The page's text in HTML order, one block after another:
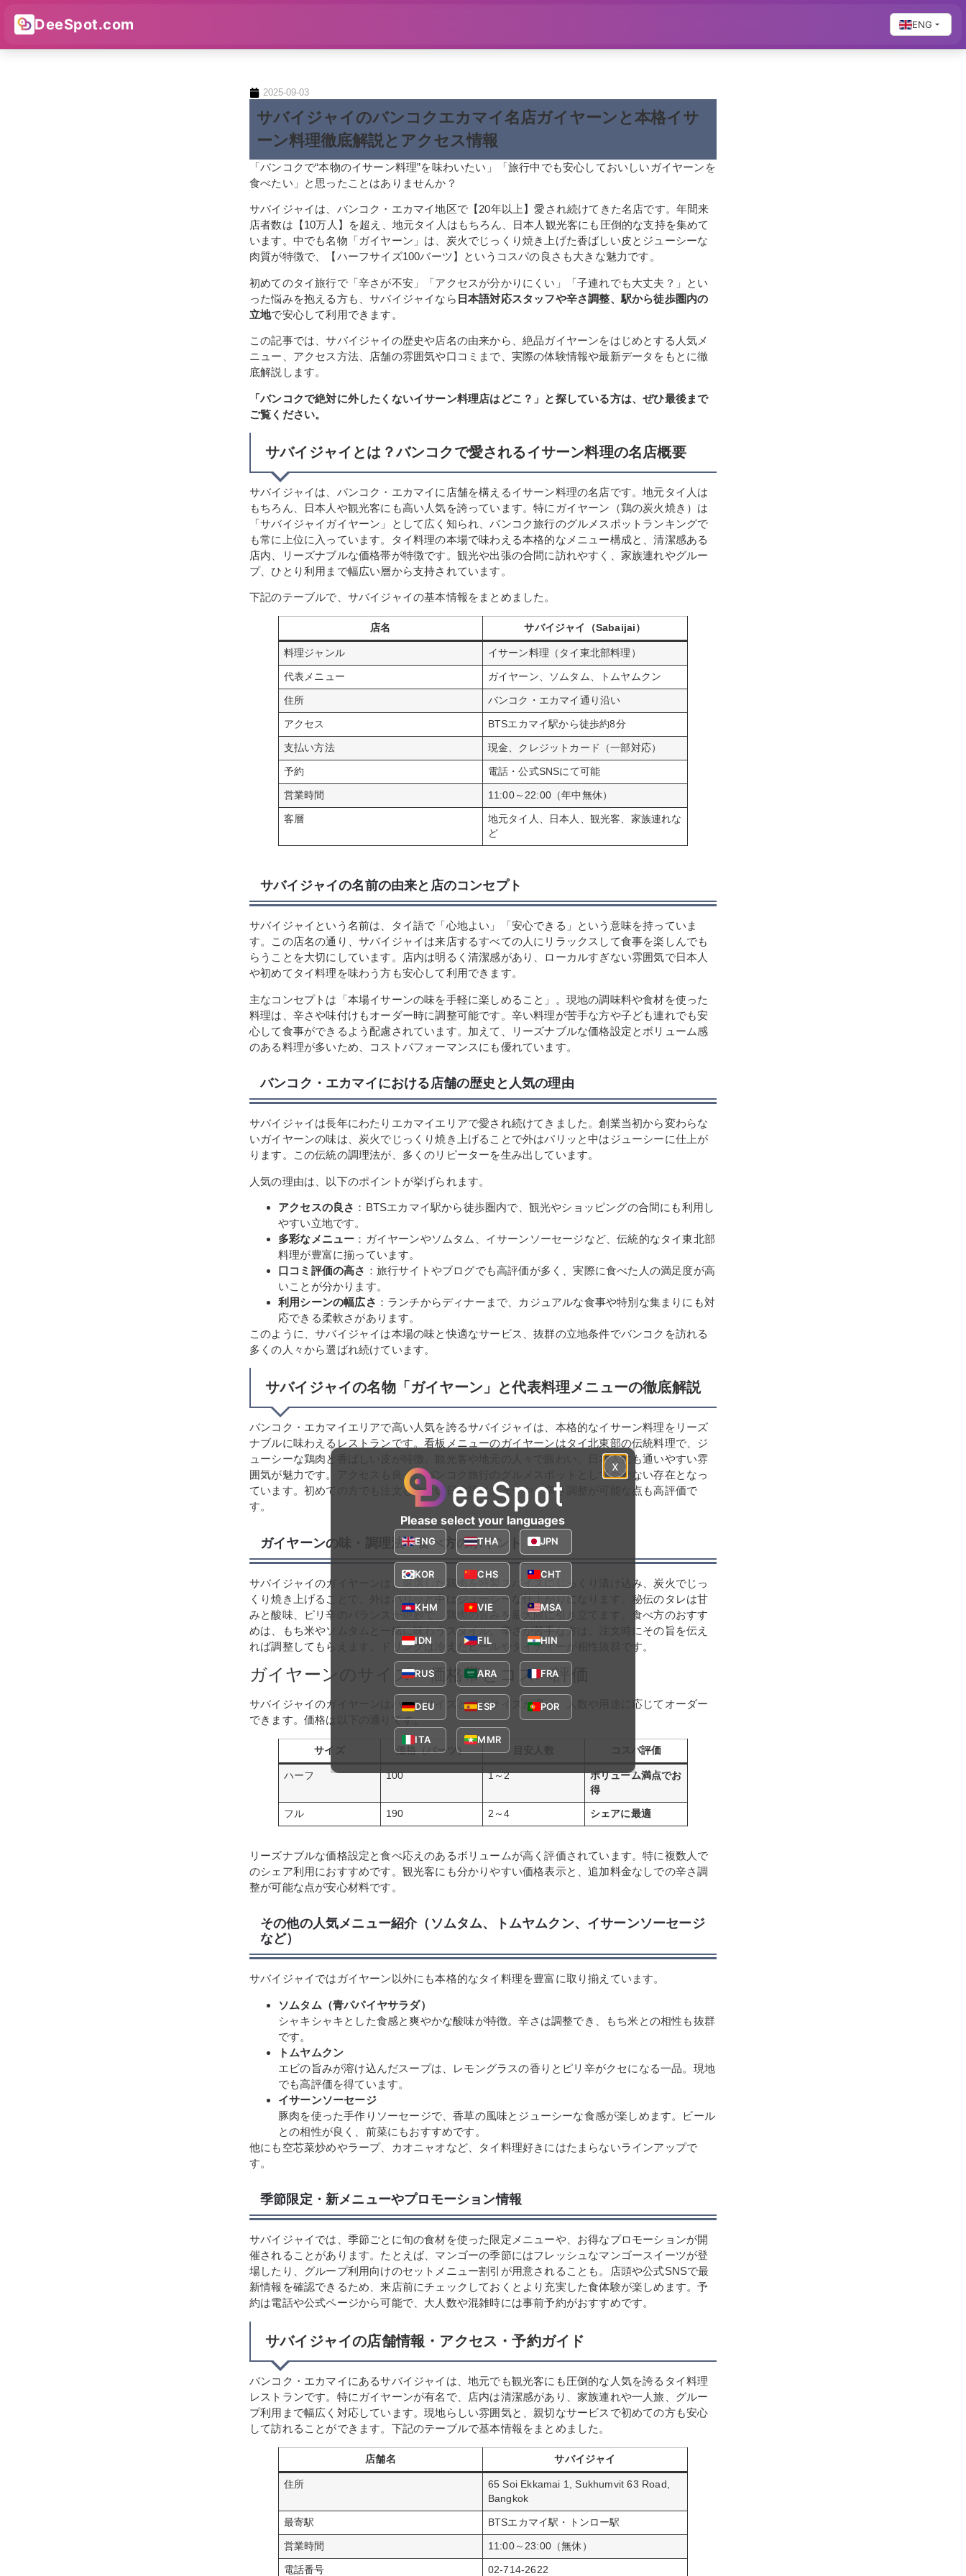
DeeSpot.com ENG
2025-09-03
サバイジャイのバンコクエカマイ名店ガイヤーンと本格イサ
ーン料理徹底解説とアクセス情報
「バンコクで“本物のイサーン料理”を味わいたい」「旅行中でも安心しておいしいガイヤーンを
食べたい」と思ったことはありませんか？
サバイジャイは、バンコク・エカマイ地区で【20年以上】愛され続けてきた名店です。年間来
店者数は【10万人】を超え、地元タイ人はもちろん、日本人観光客にも圧倒的な支持を集めて
います。中でも名物「ガイヤーン」は、炭火でじっくり焼き上げた香ばしい皮とジューシーな
肉質が特徴で、【ハーフサイズ100バーツ】というコスパの良さも大きな魅力です。
初めてのタイ旅行で「辛さが不安」「アクセスが分かりにくい」「子連れでも大丈夫？」とい
った悩みを抱える方も、サバイジャイなら 日本語対応スタッフや辛さ調整、駅から徒歩圏内の
立地で安心して利用できます。
この記事では、サバイジャイの歴史や店名の由来から、絶品ガイヤーンをはじめとする人気メ
ニュー、アクセス方法、店舗の雰囲気や口コミまで、実際の体験情報や最新データをもとに徹
底解説します。
「バンコクで絶対に外したくないイサーン料理店はどこ？」と探している方は、ぜひ最後まで
ご覧ください。
サバイジャイとは？バンコクで愛されるイサーン料理の名店概要
サバイジャイは、バンコク・エカマイに店舗を構えるイサーン料理の名店です。地元タイ人は
もちろん、日本人や観光客にも高い人気を誇っています。特にガイヤーン（鶏の炭火焼き）は
「サバイジャイガイヤーン」として広く知られ、バンコク旅行のグルメスポットランキングで
も常に上位に入っています。タイ料理の本場で味わえる本格的なメニュー構成と、清潔感ある
店内、リーズナブルな価格帯が特徴です。観光や出張の合間に訪れやすく、家族連れやグルー
プ、ひとり利用まで幅広い層から支持されています。
下記のテーブルで、サバイジャイの基本情報をまとめました。
店名 サバイジャイ（Sabaijai）
料理ジャンル イサーン料理（タイ東北部料理）
代表メニュー ガイヤーン、ソムタム、トムヤムクン
住所 バンコク・エカマイ通り沿い
アクセス BTSエカマイ駅から徒歩約8分
支払い方法 現金、クレジットカード（一部対応）
予約 電話・公式SNSにて可能
営業時間 11:00～22:00（年中無休）
客層
地元タイ人、日本人、観光客、家族連れな
ど
サバイジャイの名前の由来と店のコンセプト
サバイジャイという名前は、タイ語で「心地よい」「安心できる」という意味を持っていま
す。この店名の通り、サバイジャイは来店するすべての人にリラックスして食事を楽しんでも
らうことを大切にしています。店内は明るく清潔感があり、ローカルすぎない雰囲気で日本人
や初めてタイ料理を味わう方も安心して利用できます。
主なコンセプトは「本場イサーンの味を手軽に楽しめること」。現地の調味料や食材を使った
料理は、辛さや味付けもオーダー時に調整可能です。辛い料理が苦手な方や子ども連れでも安
心して食事ができるよう配慮されています。加えて、リーズナブルな価格設定とボリューム感
のある料理が多いため、コストパフォーマンスにも優れています。
バンコク・エカマイにおける店舗の歴史と人気の理由
サバイジャイは長年にわたりエカマイエリアで愛され続けてきました。創業当初から変わらな
いガイヤーンの味は、炭火でじっくり焼き上げることで外はパリッと中はジューシーに仕上が
ります。この伝統の調理法が、多くのリピーターを生み出しています。
人気の理由は、以下のポイントが挙げられます。
アクセスの良さ ：BTSエカマイ駅から徒歩圏内で、観光やショッピングの合間にも利用し
やすい立地です。
多彩なメニュー ：ガイヤーンやソムタム、イサーンソーセージなど、伝統的なタイ東北部
料理が豊富に揃っています。
口コミ評価の高さ ：旅行サイトやブログでも高評価が多く、実際に食べた人の満足度が高
いことが分かります。
利用シーンの幅広さ ：ランチからディナーまで、カジュアルな食事や特別な集まりにも対
応できる柔軟さがあります。
このように、サバイジャイは本場の味と快適なサービス、抜群の立地条件でバンコクを訪れる
多くの人々から選ばれ続けています。
サバイジャイの名物「ガイヤーン」と代表料理メニューの徹底解説
バンコク・エカマイエリアで高い人気を誇るサバイジャイは、本格的なイサーン料理をリーズ
ナブルに味わえるレストランです。看板メニューのガイヤーンはタイ北東部の伝統料理で、ジ
ューシーな鶏肉と香ばしい皮が特徴。観光客や地元の人々で賑わい、日本人にも通いやすい雰
囲気が魅力です。アクセスも良く、バンコク旅行のグルメスポットとして外せない存在となっ
ています。初めての方でも注文しやすい日本語メニューや、辛さ調整が可能な点も高評価で
す。
ガイヤーンの味・調理法・食べ方のポイント
サバイジャイのガイヤーンは、厳選した鶏肉を特製スパイスにじっくり漬け込み、炭火でじっ
くり焼き上げることで、外はパリッと中はジューシーな仕上がりになります。秘伝のタレは甘
みと酸味、ピリ辛のバランスが絶妙で、鶏肉の旨みを最大限に引き立てます。食べ方のおすす
めは、もち米やソムタムと一緒に味わうスタイル。辛さが苦手な方は、注文時にその旨を伝え
れば調整してもらえます。ドリンクは冷えたビールやタイティーが相性抜群です。
ガイヤーンのサイズ・価格帯とコスパ評価
サバイジャイのガイヤーンはハーフサイズとフルサイズが選べ、人数や用途に応じてオーダー
できます。価格は以下の通りです。
サイズ 価格（バーツ） コスパ評価
ハーフ 100 1～2
ボリューム満点でお
得
フル 190 2～4 シェアに最適
リーズナブルな価格設定と食べ応えのあるボリュームが高く評価されています。特に複数人で
のシェア利用におすすめです。観光客にも分かりやすい価格表示と、追加料金なしでの辛さ調
整が可能な点が安心材料です。
その他の人気メニュー紹介（ソムタム、トムヤムクン、イサーンソーセージ
など）
サバイジャイではガイヤーン以外にも本格的なタイ料理を豊富に取り揃えています。
ソムタム（青パパイヤサラダ）
シャキシャキとした食感と爽やかな酸味が特徴。辛さは調整でき、もち米との相性も抜群
です。
トムヤムクン
エビの旨みが溶け込んだスープは、レモングラスの香りとピリ辛がクセになる一品。現地
でも高評価を得ています。
イサーンソーセージ
豚肉を使った手作りソーセージで、香草の風味とジューシーな食感が楽しめます。ビール
との相性が良く、前菜にもおすすめです。
他にも空芯菜炒めやラープ、カオニャオなど、タイ料理好きにはたまらないラインアップで
す。
季節限定・新メニューやプロモーション情報
サバイジャイでは、季節ごとに旬の食材を使った限定メニューや、お得なプロモーションが開
催されることがあります。たとえば、マンゴーの季節にはフレッシュなマンゴースイーツが登
場したり、グループ利用向けのセットメニュー割引が用意されることも。店頭や公式SNSで最
新情報を確認できるため、来店前にチェックしておくとより充実した食体験が楽しめます。予
約は電話や公式ページから可能で、大人数や混雑時には事前予約がおすすめです。
サバイジャイの店舗情報・アクセス・予約ガイド
バンコク・エカマイにあるサバイジャイは、地元でも観光客にも圧倒的な人気を誇るタイ料理
レストランです。特にガイヤーンが有名で、店内は清潔感があり、家族連れや一人旅、グルー
プ利用まで幅広く対応しています。現地らしい雰囲気と、親切なサービスで初めての方も安心
して訪れることができます。下記のテーブルで基本情報をまとめました。
店舗名 サバイジャイ
住所
65 Soi Ekkamai 1, Sukhumvit 63 Road,
Bangkok
最寄駅 BTSエカマイ駅・トンロー駅
営業時間 11:00～23:00（無休）
電話番号 02-714-2622
x
Please select your languages
ENG THA JPN
KOR CHS CHT
KHM VIE MSA
IDN FIL HIN
RUS ARA FRA
DEU ESP POR
ITA MMR